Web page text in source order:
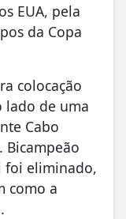
EUA, pela
da Copa
colocação
lado de uma
Cabo
Bicampeão
foi eliminado,
como a